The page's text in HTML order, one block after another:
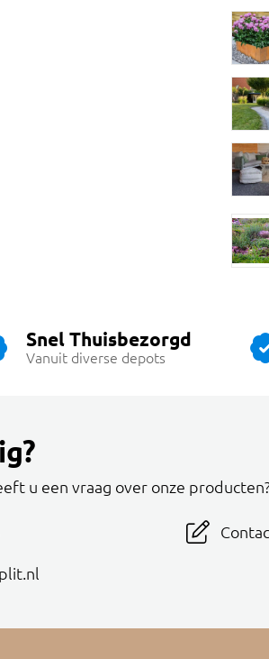
Snel Thuisbezorgd
Vanuit diverse depots
u een vraag over onze